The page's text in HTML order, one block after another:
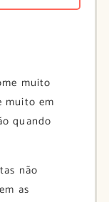
muito
muito em
quando
não
as